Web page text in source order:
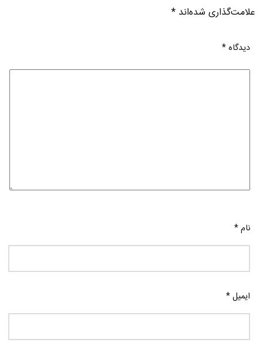
علامت‌گذاری شده‌اند*
دیدگاه*
نام*
ایمیل*